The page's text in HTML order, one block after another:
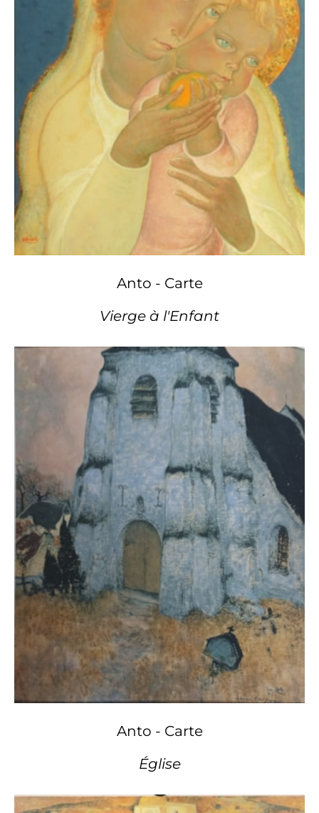
, Jumet, s.n., 1980, ill. p. 11.
Anto - Carte
Vierge à l'Enfant
Anto - Carte
Église